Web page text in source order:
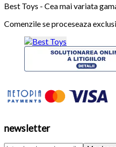
Best Toys - Cea mai variata
Comenzile se proceseaza
newsletter